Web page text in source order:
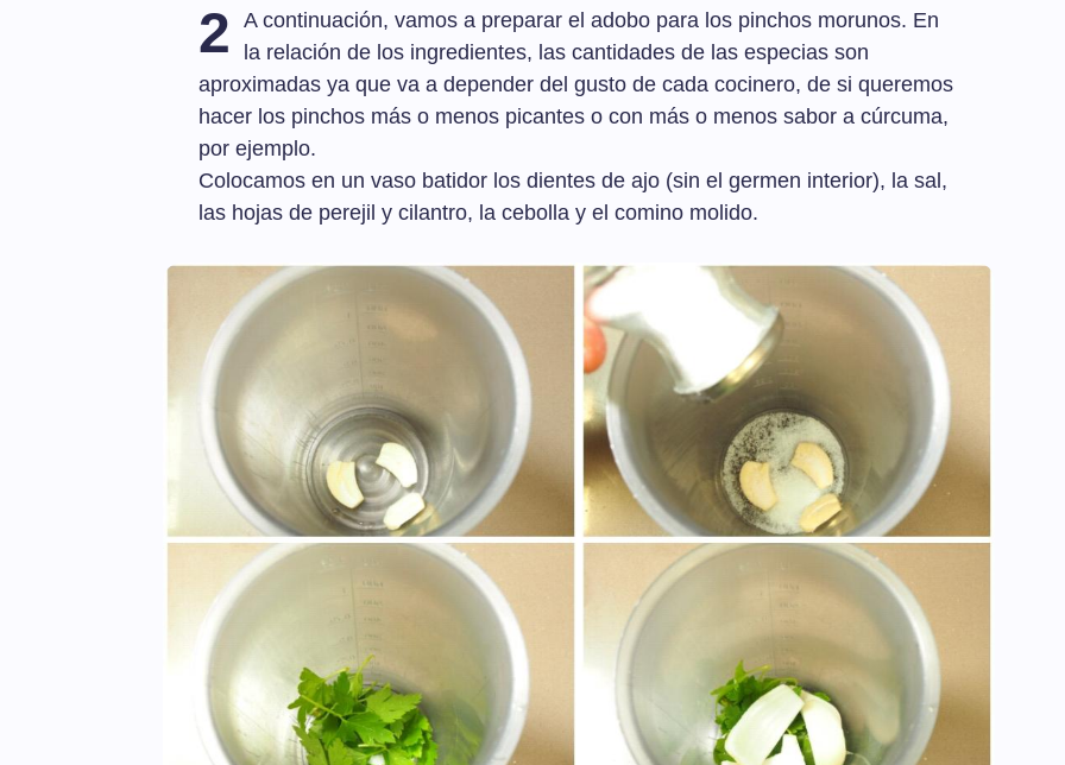
2
A continuación, vamos a preparar el adobo para los pinchos morunos. En
la relación de los ingredientes, las cantidades de las especias son
aproximadas ya que va a depender del gusto de cada cocinero, de si queremos
hacer los pinchos más o menos picantes o con más o menos sabor a cúrcuma,
por ejemplo.
Colocamos en un vaso batidor los dientes de ajo (sin el germen interior), la sal,
las hojas de perejil y cilantro, la cebolla y el comino molido.